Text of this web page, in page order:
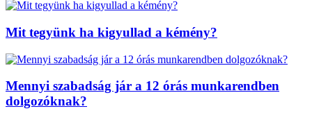
Mit tegyünk ha kigyullad a kémény?
Mennyi szabadság jár a 12 órás munkarendben
dolgozóknak?